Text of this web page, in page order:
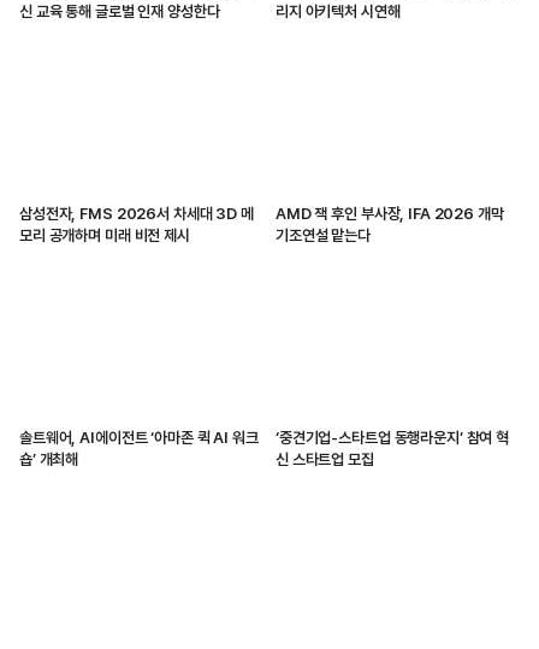
신 교육 통해 글로벌 인재 양성한다
리지 아키텍처 시연해
삼성전자, FMS 2026서 차세대 3D 메
모리 공개하며 미래 비전 제시
AMD 잭 후인 부사장, IFA 2026 개막
기조연설 맡는다
솔트웨어, AI에이전트 ‘아마존 퀵 AI 워크
숍’ 개최해
‘중견기업-스타트업 동행라운지’ 참여 혁
신 스타트업 모집